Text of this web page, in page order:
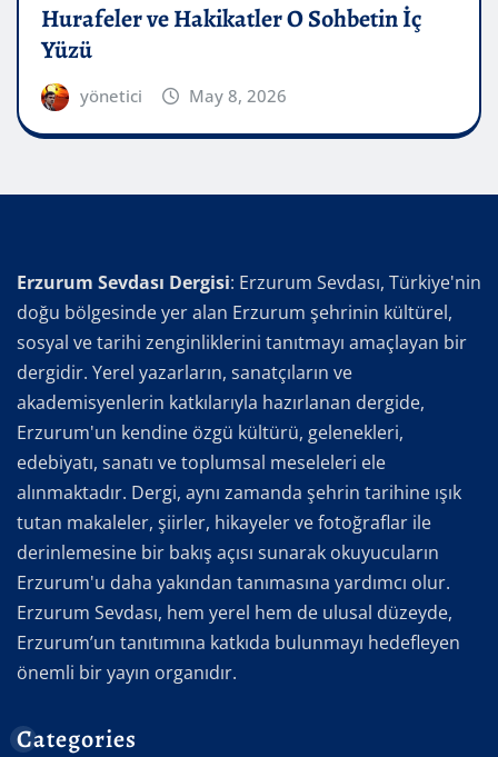
Hurafeler ve Hakikatler O Sohbetin İç
Yüzü
yönetici May 8, 2026
Erzurum Sevdası Dergisi: Erzurum Sevdası, Türkiye'nin
doğu bölgesinde yer alan Erzurum şehrinin kültürel,
sosyal ve tarihi zenginliklerini tanıtmayı amaçlayan bir
dergidir. Yerel yazarların, sanatçıların ve
akademisyenlerin katkılarıyla hazırlanan dergide,
Erzurum'un kendine özgü kültürü, gelenekleri,
edebiyatı, sanatı ve toplumsal meseleleri ele
alınmaktadır. Dergi, aynı zamanda şehrin tarihine ışık
tutan makaleler, şiirler, hikayeler ve fotoğraflar ile
derinlemesine bir bakış açısı sunarak okuyucuların
Erzurum'u daha yakından tanımasına yardımcı olur.
Erzurum Sevdası, hem yerel hem de ulusal düzeyde,
Erzurum’un tanıtımına katkıda bulunmayı hedefleyen
önemli bir yayın organıdır.
Categories